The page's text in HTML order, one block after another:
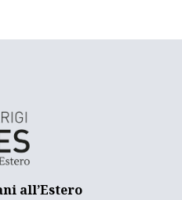
all’Estero